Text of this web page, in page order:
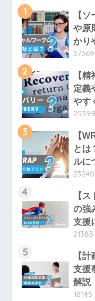
1
【
や原
かり
2
【
定義
やす
3
【
とは
ルに
4
【
の強
支援
5
【
支援
解説